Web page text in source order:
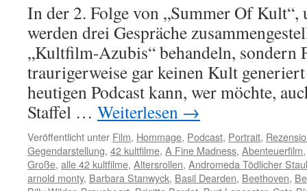
In der 2. Folge von „Summer Of Kult“,
werden drei Gespräche
„Kultfilm-Azubis“ behandeln, sondern
traurigerweise gar keinen Kult
heutigen Podcast kann, wer möchte,
Staffel … Weiterlesen →
Veröffentlicht unter Film, Hommage, Podcast, Portrait,
Gegendarstellung, 42 kultfilme, A Fine Madness, Abenteuerfilm
Große, alle 42 kultfilme, Altersrollen, Andromeda Tödlicher
arnold monty, Barbara Stanwyck, Basil Dearden, Beethoven,